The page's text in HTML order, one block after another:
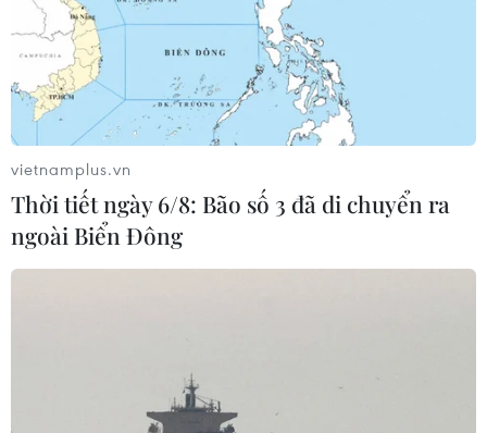
Bắt giữ 14 tàu khai thác, vận chuyển cát
trái phép trên sông Hồng
vietnamplus.vn
Thời tiết ngày 6/8: Bão số 3 đã di chuyển ra
ngoài Biển Đông